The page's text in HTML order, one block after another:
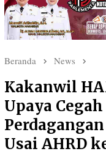
Beranda News
Kakanwil
Upaya
Usai AHRD